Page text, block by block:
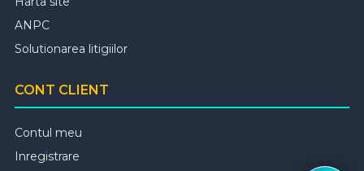
ANPC
Solutionarea litigiilor
CONT CLIENT
Contul meu
Inregistrare